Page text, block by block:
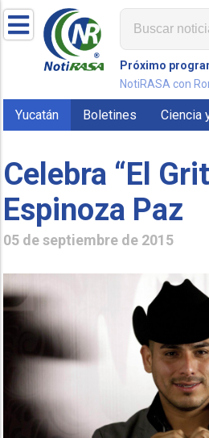
Próximo
NotiRASA con
Yucatán Boletines Ciencia
Celebra “El
Espinoza Paz
05 de septiembre de 2015